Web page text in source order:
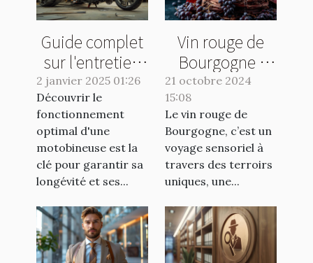
Guide complet
sur l'entretien
et la
maintenance
des
motobineuses
2 janvier 2025 01:26
Découvrir le
fonctionnement
optimal d'une
motobineuse est la
clé pour garantir sa
longévité et ses...
Vin rouge de
Bourgogne :
quelle bouteille
21 octobre 2024
15:08
Le vin rouge de
Bourgogne, c’est un
voyage sensoriel à
travers des terroirs
uniques, une...